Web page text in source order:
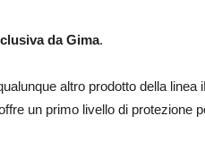
da Gima.
altro prodotto della linea
un primo livello di protezione